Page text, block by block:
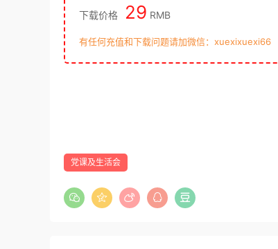
下载价格 29 RMB
有任何充值和下载问题请加微信：xuexixuexi66
党课及生活会